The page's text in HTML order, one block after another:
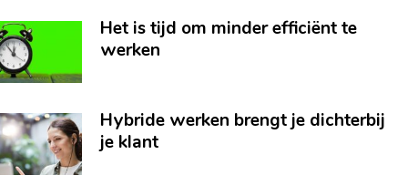
Het is tijd om minder efficiënt te
werken
Hybride werken brengt je dichterbij
je klant